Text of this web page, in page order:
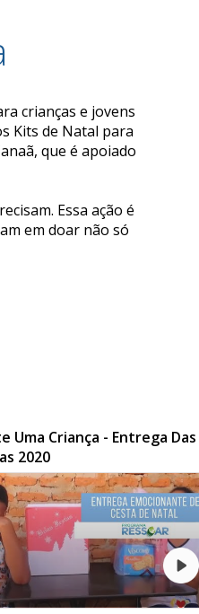
crianças e jovens
Kits de Natal para
que é apoiado
Essa ação é
em doar não só
Uma Criança - Entrega Das
2020